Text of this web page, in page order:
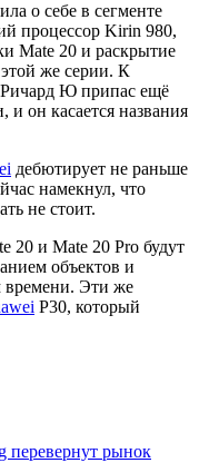
о себе в сегменте
процессор Kirin 980,
Mate 20 и раскрытие
же серии. К
Ричард Ю припас ещё
он касается названия
дебютирует не раньше
намекнул, что
не стоит.
20 и Mate 20 Pro будут
объектов и
времени. Эти же
P30, который
перевернут рынок